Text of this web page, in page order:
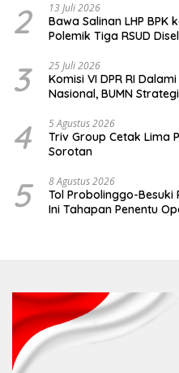
2 13 Juli 2026
Bawa Salinan LHP BPK
Polemik Tiga RSUD
3 25 Juli 2026
Komisi VI DPR RI
Nasional, BUMN
4 5 Agustus 2026
Triv Group Cetak Lima
Sorotan
5 8 Agustus 2026
Tol Probolinggo-Besuki
Ini Tahapan Penentu